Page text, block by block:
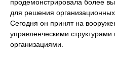
продемонстрировала более
для решения
Сегодня он принят на
управленческими
организациями.